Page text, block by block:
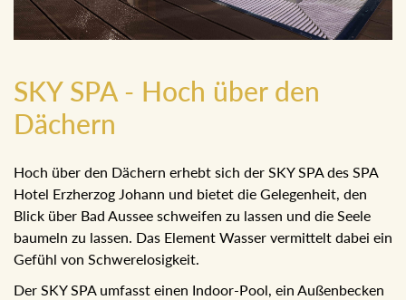
SKY SPA - Hoch über den
Dächern
Hoch über den Dächern erhebt sich der SKY SPA des SPA
Hotel Erzherzog Johann und bietet die Gelegenheit, den
Blick über Bad Aussee schweifen zu lassen und die Seele
baumeln zu lassen. Das Element Wasser vermittelt dabei
ein Gefühl von Schwerelosigkeit.
Der SKY SPA umfasst einen Indoor-Pool, ein